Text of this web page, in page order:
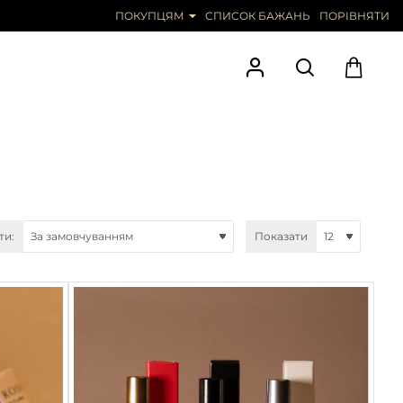
ПОКУПЦЯМ СПИСОК БАЖАНЬ ПОРІВНЯТИ
Показати